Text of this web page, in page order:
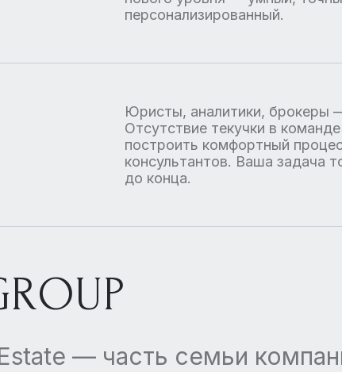
персонализированный.
Юристы, аналитики, брокеры
Отсутствие текучки в
построить комфортный
консультантов. Ваша задача
до конца.
— часть семьи